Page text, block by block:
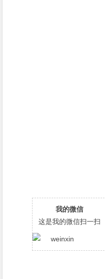
我的微信
这是我的微信扫一扫